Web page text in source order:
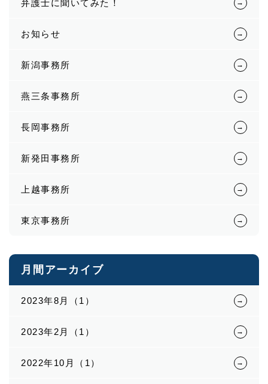
弁護士に聞いてみた！
お知らせ
新潟事務所
燕三条事務所
長岡事務所
新発田事務所
上越事務所
東京事務所
月間アーカイブ
2023年8月（1）
2023年2月（1）
2022年10月（1）